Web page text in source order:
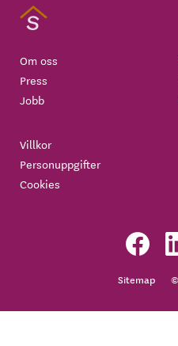
Om oss
Press
Jobb
Villkor
Personuppgifter
Cookies
Sitemap